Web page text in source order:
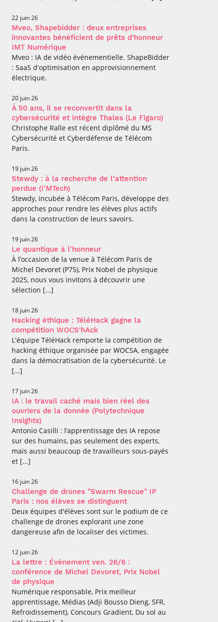
22 juin 26
Mveo, Shapebidder : deux entreprises
innovantes bénéficient de prêts d’honneur
IMT Numérique
Mveo : IA de vidéo événementielle. ShapeBidder
: SaaS d'optimisation en approvisionnement
électrique.
20 juin 26
À 50 ans, il se reconvertit dans la
cybersécurité et intègre Thales (Le Figaro)
Christophe Ralle est récent diplômé du MS
Cybersécurité et Cyberdéfense de Télécom
Paris.
19 juin 26
Stewdy : à la recherche de l’attention
perdue (I'MTech)
Stewdy, incubée à Télécom Paris, développe des
approches pour rendre les élèves plus actifs
dans la construction de leurs savoirs.
19 juin 26
Le quantique à l'honneur
À l’occasion de la venue à Télécom Paris de
Michel Devoret (P75), Prix Nobel de physique
2025, nous vous invitons à découvrir une
sélection [...]
18 juin 26
Hacking éthique : TéléHack gagne la
compétition WOCS’hAck
L'équipe TéléHack remporte la compétition de
hacking éthique organisée par WOCSA, engagée
dans la démocratisation de la cybersécurité. Le
[...]
17 juin 26
IA : le travail caché mais bien réel des
ouvriers de la donnée (Polytechnique
Insights)
Antonio Casilli : l’apprentissage des IA repose
sur des humains, pas seulement des experts,
mais aussi beaucoup de travailleurs sous-payés
et [...]
16 juin 26
Challenge de drones "Swarm Rescue" IP
Paris : nos élèves se distinguent
Deux équipes d'élèves sont sur le podium de ce
challenge de drones explorant une zone
dangereuse afin de localiser des victimes.
12 juin 26
La lettre : Événement ven. 26/6 :
conférence de Michel Devoret, Prix Nobel
de physique
Numérique responsable, Prix meilleur
apprentissage, Médias (Adji Bousso Dieng, SFR,
Refroidissement), Concours Gradient, Du sol au